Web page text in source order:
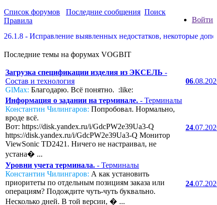
Войти
Список форумов Последние сообщения Поиск
Правила
выявленных недостатков, некоторые дополнения по
Последние темы на форумах VOGBIT
Загрузка спецификации изделия из ЭКСЕЛЬ -
Состав и технология
GlMax: Благодарю. Всё понятно. :like:
06
Информация о задании на терминале. - Терминалы
Константин Чилингаров: Попробовал. Нормально,
вроде всё.
Вот: https://disk.yandex.ru/i/GdcPW2e39Ua3-Q
https://disk.yandex.ru/i/GdcPW2e39Ua3-Q Монитор
ViewSonic TD2421. Ничего не настраивал, не
устана� ...
24
Уровни учета терминала. - Терминалы
Константин Чилингаров: А как установить
приоритеты по отдельным позициям заказа или
операциям? Подождите чуть-чуть буквально.
Несколько дней. В той версии, � ...
24